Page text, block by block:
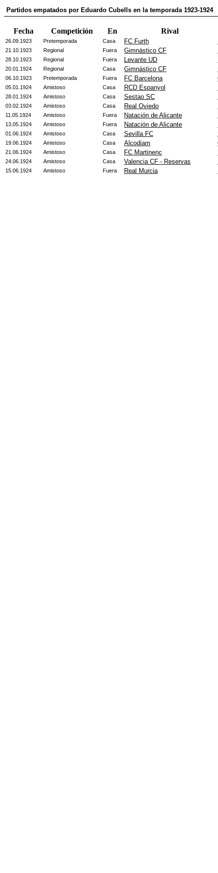
Partidos empatados por Eduardo Cubells en la temporada 1923-1924
Fecha Competición En Rival
26.09.1923 Pretemporada Casa FC Furth
21.10.1923 Regional Fuera Gimnástico CF
28.10.1923 Regional Fuera Levante UD
20.01.1924 Regional Casa Gimnástico CF
06.10.1923 Pretemporada Fuera FC Barcelona
05.01.1924 Amistoso Casa RCD Espanyol
28.01.1924 Amistoso Casa Sestao SC
03.02.1924 Amistoso Casa Real Oviedo
11.05.1924 Amistoso Fuera Natación de Alicante
13.05.1924 Amistoso Fuera Natación de Alicante
01.06.1924 Amistoso Casa Sevilla FC
19.06.1924 Amistoso Casa Alcodiam
21.06.1924 Amistoso Casa FC Martinenc
24.06.1924 Amistoso Casa Valencia CF - Reservas
15.06.1924 Amistoso Fuera Real Murcia